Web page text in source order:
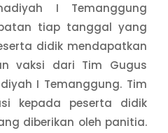
I Temanggung
tiap tanggal yang
didik mendapatkan
vaksi dari Tim Gugus
I Temanggung. Tim
kepada peserta didik
diberikan oleh panitia.